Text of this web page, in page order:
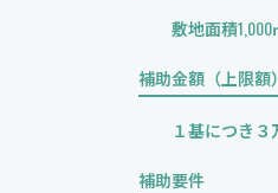
敷地面積
補助金額（上限額）
１基につき３
補助要件